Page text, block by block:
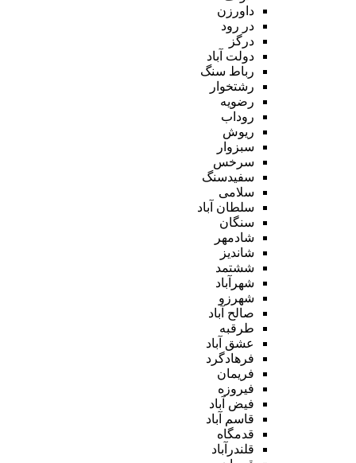
داورزن
در رود
درگز
دولت آباد
رباط سنگ
رشتخوار
رضویه
روداب
ریوش
سبزوار
سرخس
سفیدسنگ
سلامی
سلطان آباد
سنگان
شادمهر
شاندیز
ششتمد
شهرآباد
شهرزو
صالح آباد
طرقبه
عشق آباد
فرهادگرد
فریمان
فیروزه
فیض آباد
قاسم آباد
قدمگاه
قلندرآباد